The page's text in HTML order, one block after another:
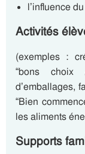
l’influence
Activités
(exemples :
“bons choix
d’emballages,
“Bien
les aliments
Supports